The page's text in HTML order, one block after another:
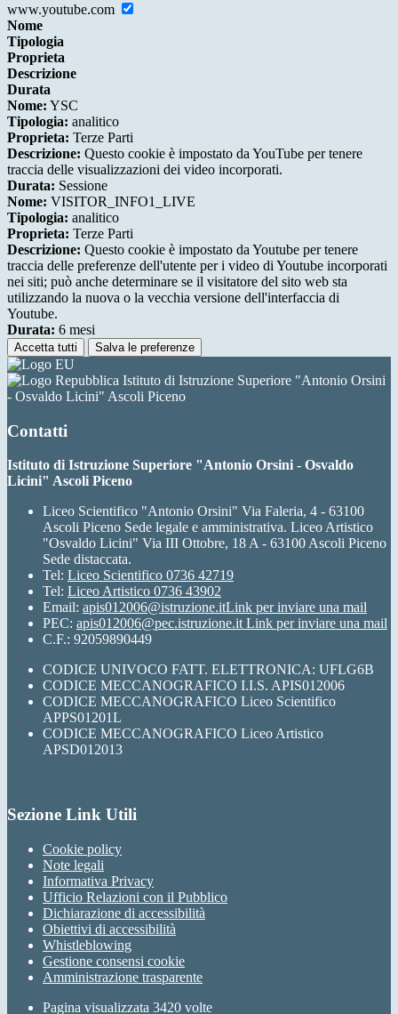
www.youtube.com
Nome
Tipologia
Proprieta
Descrizione
Durata
Nome: YSC
Tipologia: analitico
Proprieta: Terze Parti
Descrizione: Questo cookie è impostato da YouTube per tenere
traccia delle visualizzazioni dei video incorporati.
Durata: Sessione
Nome: VISITOR_INFO1_LIVE
Tipologia: analitico
Proprieta: Terze Parti
Descrizione: Questo cookie è impostato da Youtube per tenere
traccia delle preferenze dell'utente per i video di Youtube incorporati
nei siti; può anche determinare se il visitatore del sito web sta
utilizzando la nuova o la vecchia versione dell'interfaccia di
Youtube.
Durata: 6 mesi
Accetta tutti Salva le preferenze
Istituto di Istruzione Superiore "Antonio Orsini
- Osvaldo Licini" Ascoli Piceno
Contatti
Istituto di Istruzione Superiore "Antonio Orsini - Osvaldo
Licini" Ascoli Piceno
Liceo Scientifico "Antonio Orsini" Via Faleria, 4 - 63100
Ascoli Piceno Sede legale e amministrativa. Liceo Artistico
"Osvaldo Licini" Via III Ottobre, 18 A - 63100 Ascoli Piceno
Sede distaccata.
Tel: Liceo Scientifico 0736 42719
Tel: Liceo Artistico 0736 43902
Email: apis012006@istruzione.itLink per inviare una mail
PEC: apis012006@pec.istruzione.it Link per inviare una mail
C.F.: 92059890449
CODICE UNIVOCO FATT. ELETTRONICA: UFLG6B
CODICE MECCANOGRAFICO I.I.S. APIS012006
CODICE MECCANOGRAFICO Liceo Scientifico
APPS01201L
CODICE MECCANOGRAFICO Liceo Artistico
APSD012013
Sezione Link Utili
Cookie policy
Note legali
Informativa Privacy
Ufficio Relazioni con il Pubblico
Dichiarazione di accessibilità
Obiettivi di accessibilità
Whistleblowing
Gestione consensi cookie
Amministrazione trasparente
Pagina visualizzata 3420 volte